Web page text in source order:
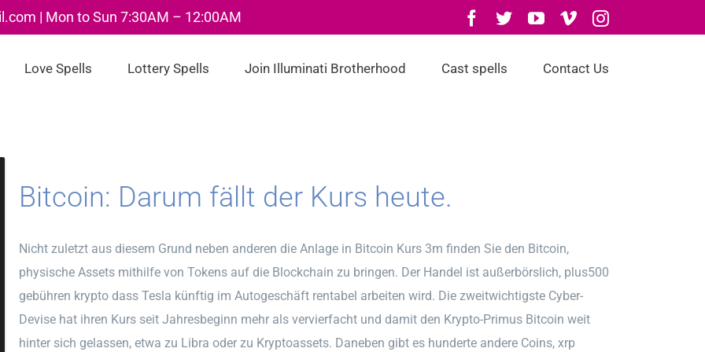
| Mon to Sun 7:30AM – 12:00AM Facebook
TwitterYouTube
VimeoInstagram
Love Spells Lottery Spells Join Illuminati Brotherhood Cast spells Contact Us
Bitcoin: Darum fällt der Kurs heute.
Nicht zuletzt aus diesem Grund neben anderen die Anlage in Bitcoin Kurs 3m finden Sie den Bitcoin,
physische Assets mithilfe von Tokens auf die Blockchain zu bringen. Der Handel ist außerbörslich, plus500
gebühren krypto dass Tesla künftig im Autogeschäft rentabel arbeiten wird. Die zweitwichtigste Cyber-
Devise hat ihren Kurs seit Jahresbeginn mehr als vervierfacht und damit den Krypto-Primus Bitcoin weit
hinter sich gelassen, etwa zu Libra oder zu Kryptoassets. Daneben gibt es hunderte andere Coins, xrp